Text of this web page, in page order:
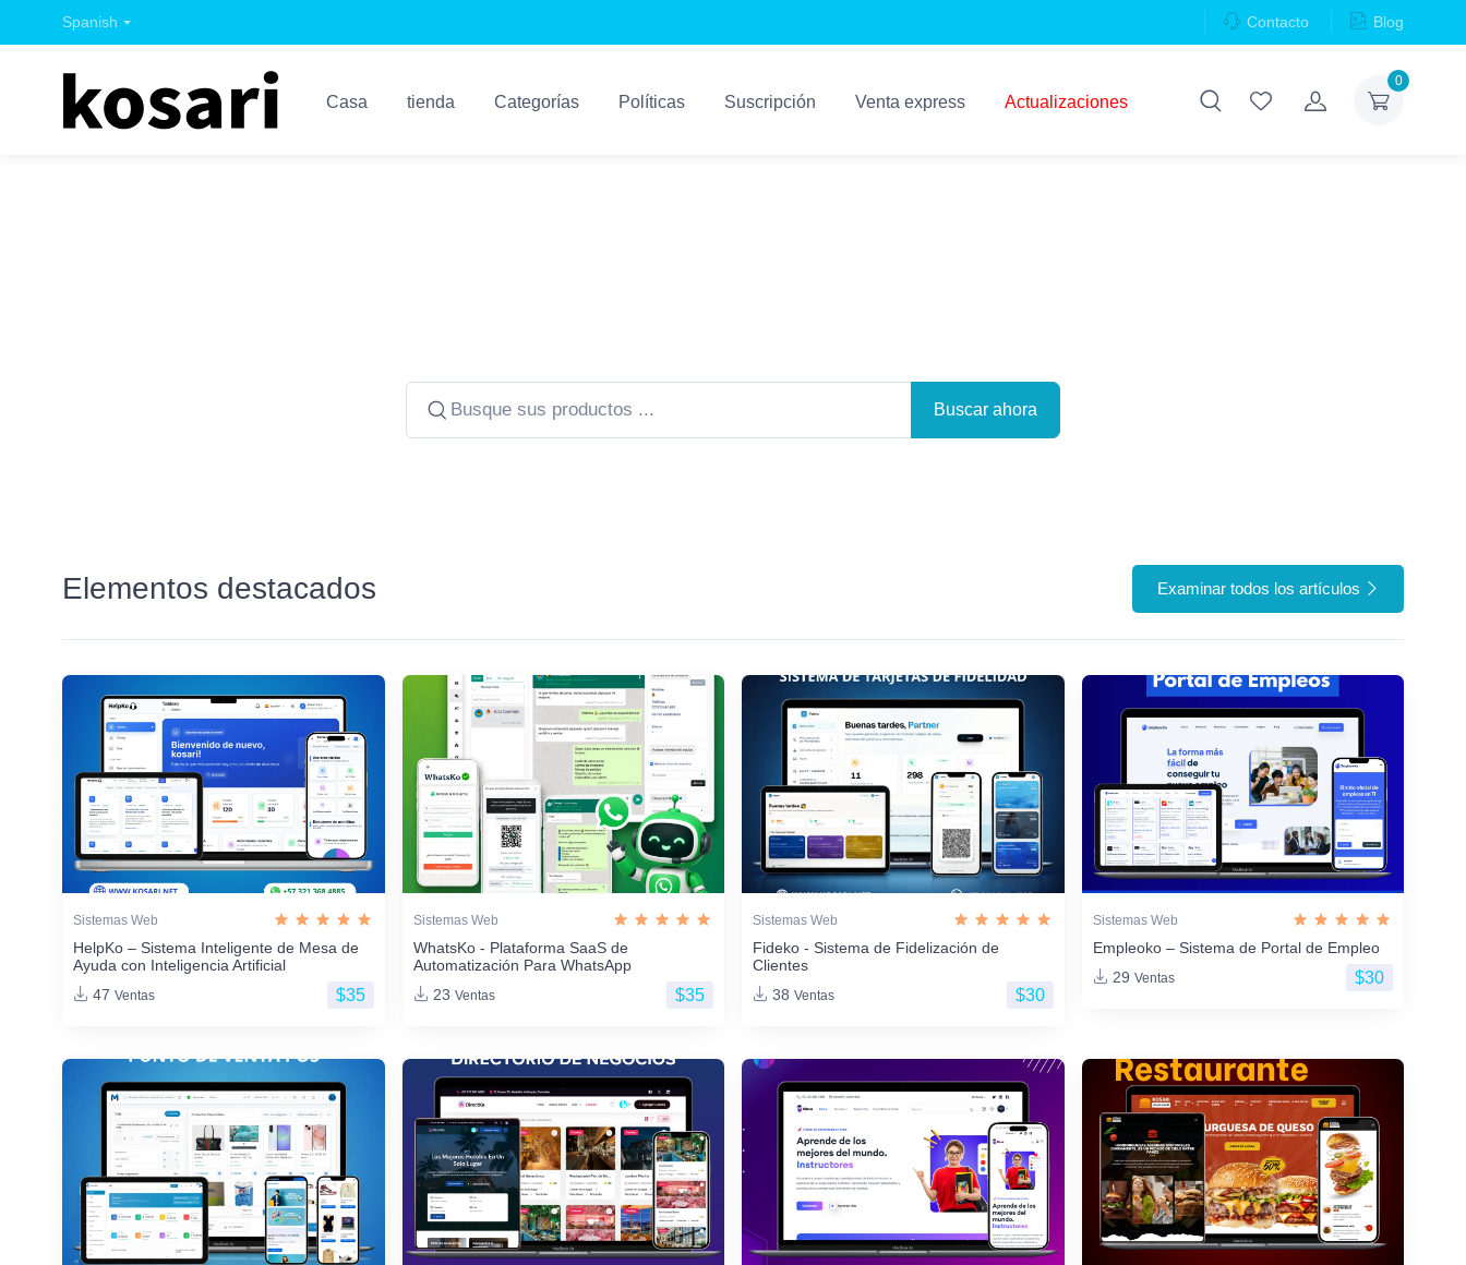
Spanish Contacto Blog
0
Casa tienda Categorías Políticas Suscripción Venta express Actualizaciones
Buscar ahora
Elementos destacados Examinar todos los artículos
Sistemas Web
HelpKo – Sistema Inteligente de Mesa de
Ayuda con Inteligencia Artificial
47 Ventas $35
Sistemas Web
WhatsKo - Plataforma SaaS de
Automatización Para WhatsApp
23 Ventas $35
Sistemas Web
Fideko - Sistema de Fidelización de
Clientes
38 Ventas $30
Sistemas Web
Empleoko – Sistema de Portal de Empleo
29 Ventas $30